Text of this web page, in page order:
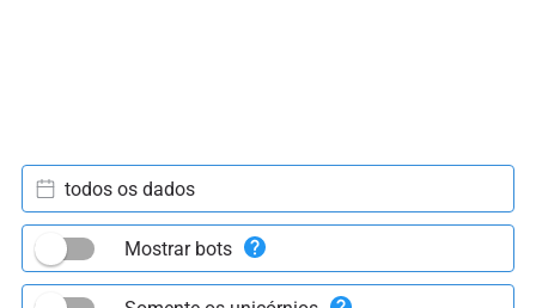
todos os dados
Mostrar bots